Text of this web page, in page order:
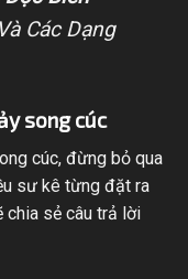
Các Dạng
song cúc
cúc, đừng bỏ qua
sư kê từng đặt ra
chia sẻ câu trả lời